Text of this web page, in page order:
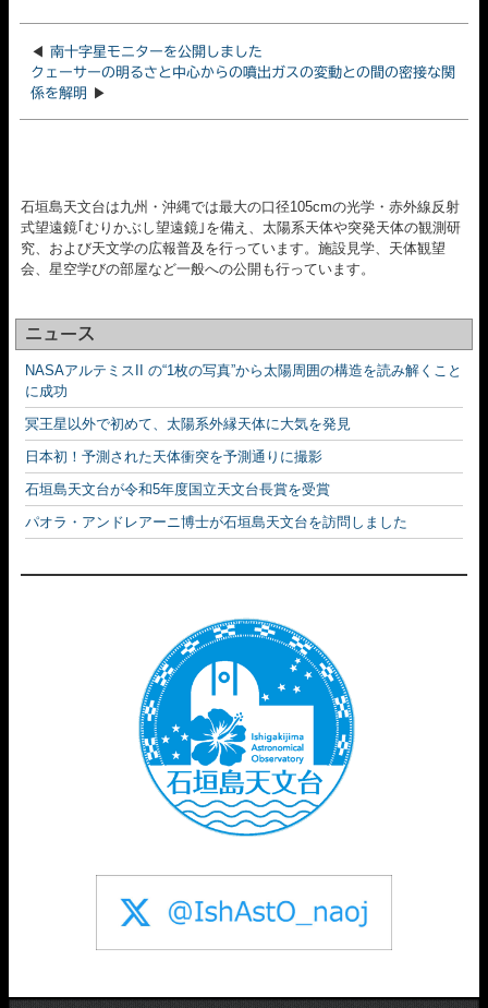
◀ 南十字星モニターを公開しました
クェーサーの明るさと中心からの噴出ガスの変動との間の密接な関
係を解明
▶
石垣島天文台は九州・沖縄では最大の口径105cmの光学・赤外線反射
式望遠鏡｢むりかぶし望遠鏡｣を備え、太陽系天体や突発天体の観測研
究、および天文学の広報普及を行っています。施設見学、天体観望
会、星空学びの部屋など一般への公開も行っています。
ニュース
NASAアルテミスII の“1枚の写真”から太陽周囲の構造を読み解くこと
に成功
冥王星以外で初めて、太陽系外縁天体に大気を発見
日本初！予測された天体衝突を予測通りに撮影
石垣島天文台が令和5年度国立天文台長賞を受賞
パオラ・アンドレアーニ博士が石垣島天文台を訪問しました